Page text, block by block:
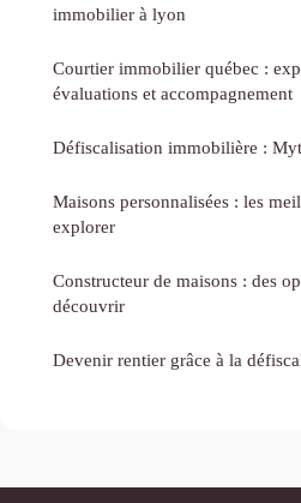
immobilier à lyon
Courtier immobilier québec :
évaluations et accompagnement
Défiscalisation immobilière :
Maisons personnalisées : les
explorer
Constructeur de maisons : des
découvrir
Devenir rentier grâce à la